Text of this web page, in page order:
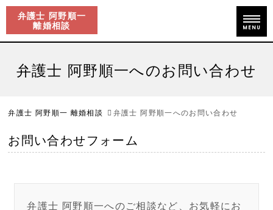
弁護士 阿野順一
離婚相談
MENU
弁護士 阿野順一へのお問い合わせ
弁護士 阿野順一 離婚相談 弁護士 阿野順一へのお問い合わせ
お問い合わせフォーム
弁護士 阿野順一へのご相談など、お気軽にお